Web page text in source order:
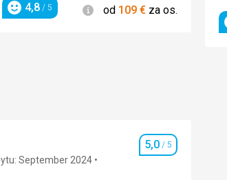
Hodnotenie
4,8 / 5 Informácie
od 109 € za os.
Hodnotenie
5,0 / 5
September 2024